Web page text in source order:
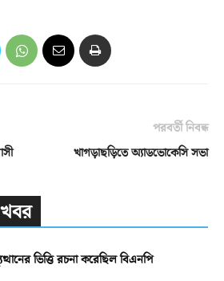
পরবর্তী নিবন্ধ
খাগড়াছড়িতে অ্যাডভোকেসি সভা
ভিত্তি রচনা করেছিল বিএনপি